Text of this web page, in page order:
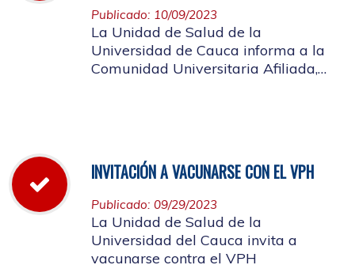
Publicado: 10/09/2023
La Unidad de Salud de la
Universidad de Cauca informa a la
Comunidad Universitaria Afiliada,
INVITACIÓN A VACUNARSE CON EL VPH
Publicado: 09/29/2023
La Unidad de Salud de la
Universidad del Cauca invita a
vacunarse contra el VPH